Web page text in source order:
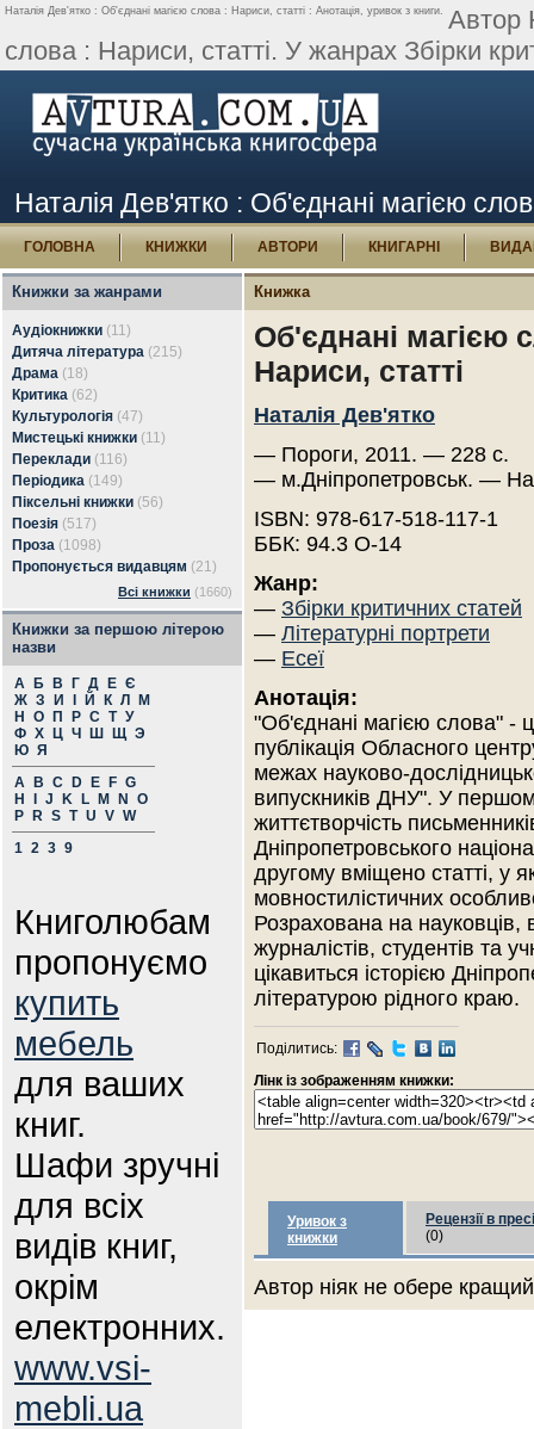
Наталія Дев'ятко : Об'єднані магією слова : Нариси, статті : Анотація, уривок з книги. Автор
слова : Нариси, статті. У жанрах Збірки
Наталія Дев'ятко : Об'єднані магією
ГОЛОВНА КНИЖКИ АВТОРИ КНИГАРНІ
Книжки за жанрами
Аудіокнижки (11)
Дитяча література (215)
Драма (18)
Критика (62)
Культурологія (47)
Мистецькі книжки (11)
Переклади (116)
Періодика (149)
Піксельні книжки (56)
Поезія (517)
Проза (1098)
Пропонується видавцям (21)
Всі книжки (1660)
Книжки за першою літерою
назви
А Б В Г Д Е Є
Ж З И Й К Л
М
Н
О П Р С Т У
Ф Х Ц Ч Ш Щ Э
Ю Я
A
B C D E F G
H
J K L M N
O
P
R S T U V W
1 2 3 9
Книголюбам
пропонуємо
купить
мебель
для ваших
книг.
Шафи зручні
для всіх
видів книг,
окрім
електронних.
www.vsi-
mebli.ua
Книжка
Об'єднані магією
Нариси, статті
Наталія Дев'ятко
— Пороги, 2011. — 228 с.
— м.Дніпропетровськ. —
ISBN: 978-617-518-117-1
ББК: 94.3 О-14
Жанр:
— Збірки критичних статей
— Літературні портрети
— Есеї
Анотація:
"Об'єднані магією слова" -
публікація Обласного
межах науково-
випускників ДНУ". У
життєтворчість
Дніпропетровського
другому вміщено статті, у
мовностилістичних
Розрахована на науковців,
журналістів, студентів та
цікавиться історією
літературою рідного краю.
Поділитись:
Лінк із зображенням книжки:
Уривок з
книжки
Рецензії в пресі
(0)
Автор ніяк не обере